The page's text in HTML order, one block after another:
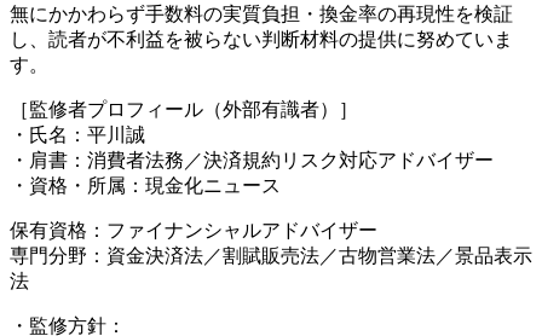
無にかかわらず手数料の実質負担・換金率の再現性を検証
し、読者が不利益を被らない判断材料の提供に努めていま
す。
［監修者プロフィール（外部有識者）］
・氏名：平川誠
・肩書：消費者法務／決済規約リスク対応アドバイザー
・資格・所属：現金化ニュース
保有資格：ファイナンシャルアドバイザー
専門分野：資金決済法／割賦販売法／古物営業法／景品表示
法
・監修方針：